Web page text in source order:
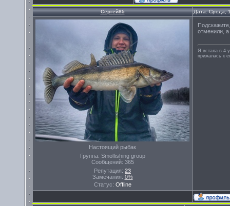
Сергей85 Дата: Среда,
Настоящий рыбак
Группа: Smolfishing group
Сообщений: 365
Репутация: 23
Замечания: 0%
Статус: Offline
отменили,
Я встала в 4
прижалась к